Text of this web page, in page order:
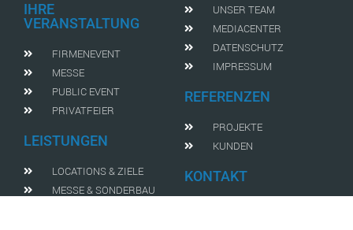
IHRE
VERANSTALTUNG
FIRMENEVENT
MESSE
PUBLIC EVENT
PRIVATFEIER
LEISTUNGEN
LOCATIONS & ZIELE
MESSE & SONDERBAU
UNSER TEAM
MEDIACENTER
DATENSCHUTZ
IMPRESSUM
REFERENZEN
PROJEKTE
KUNDEN
KONTAKT